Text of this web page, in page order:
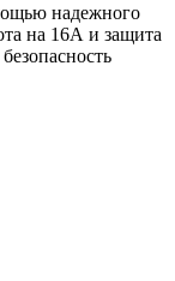
надежного
на 16А и защита